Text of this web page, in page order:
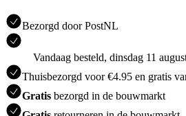
Bezorgd door PostNL
Vandaag besteld, dinsdag 11
Thuisbezorgd voor €4.95 en gratis
Gratis bezorgd in de bouwmarkt